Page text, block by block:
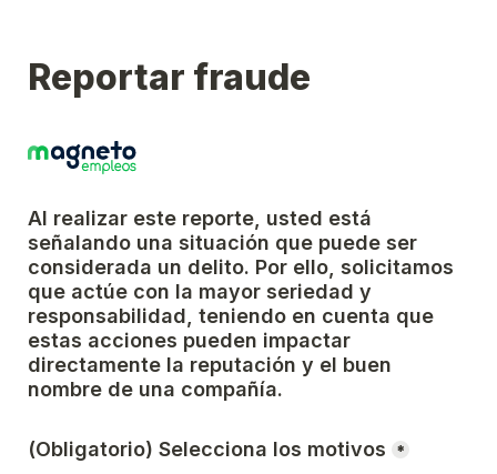
Reportar fraude
Al realizar este reporte, usted está
señalando una situación que puede ser
considerada un delito. Por ello, solicitamos
que actúe con la mayor seriedad y
responsabilidad, teniendo en cuenta que
estas acciones pueden impactar
directamente la reputación y el buen
nombre de una compañía.
(Obligatorio) Selecciona los motivos *